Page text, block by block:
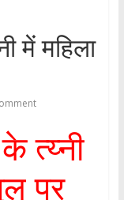
में महिला
त्य्नी
पर